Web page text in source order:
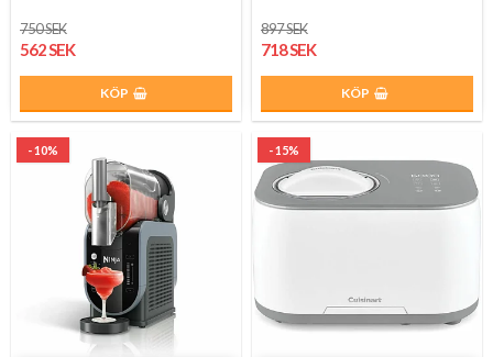
750 SEK
562 SEK
KÖP
897 SEK
718 SEK
KÖP
- 10% - 15%